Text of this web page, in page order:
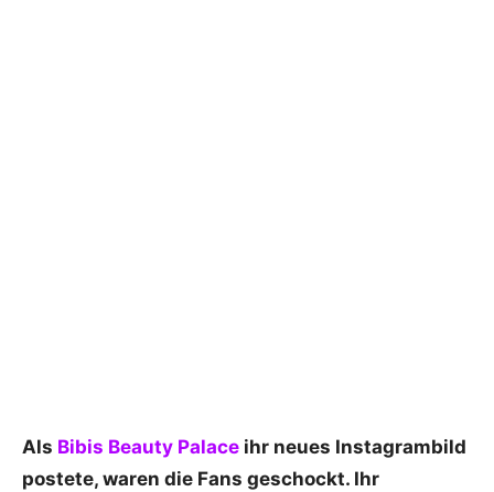
Als Bibis Beauty Palace ihr neues Instagrambild
postete, waren die Fans geschockt. Ihr